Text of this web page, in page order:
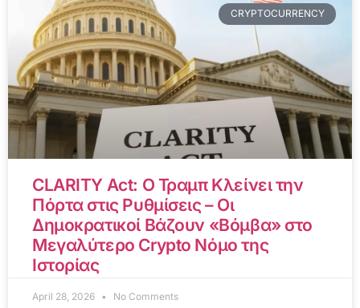
CRYPTOCURRENCY
CLARITY Act: Ο Τραμπ Κλείνει την
Πόρτα στις Ρυθμίσεις – Οι
Δημοκρατικοί Βάζουν «Βόμβα» στο
Μεγαλύτερο Crypto Νόμο της
Ιστορίας
April 28, 2026 No Comments